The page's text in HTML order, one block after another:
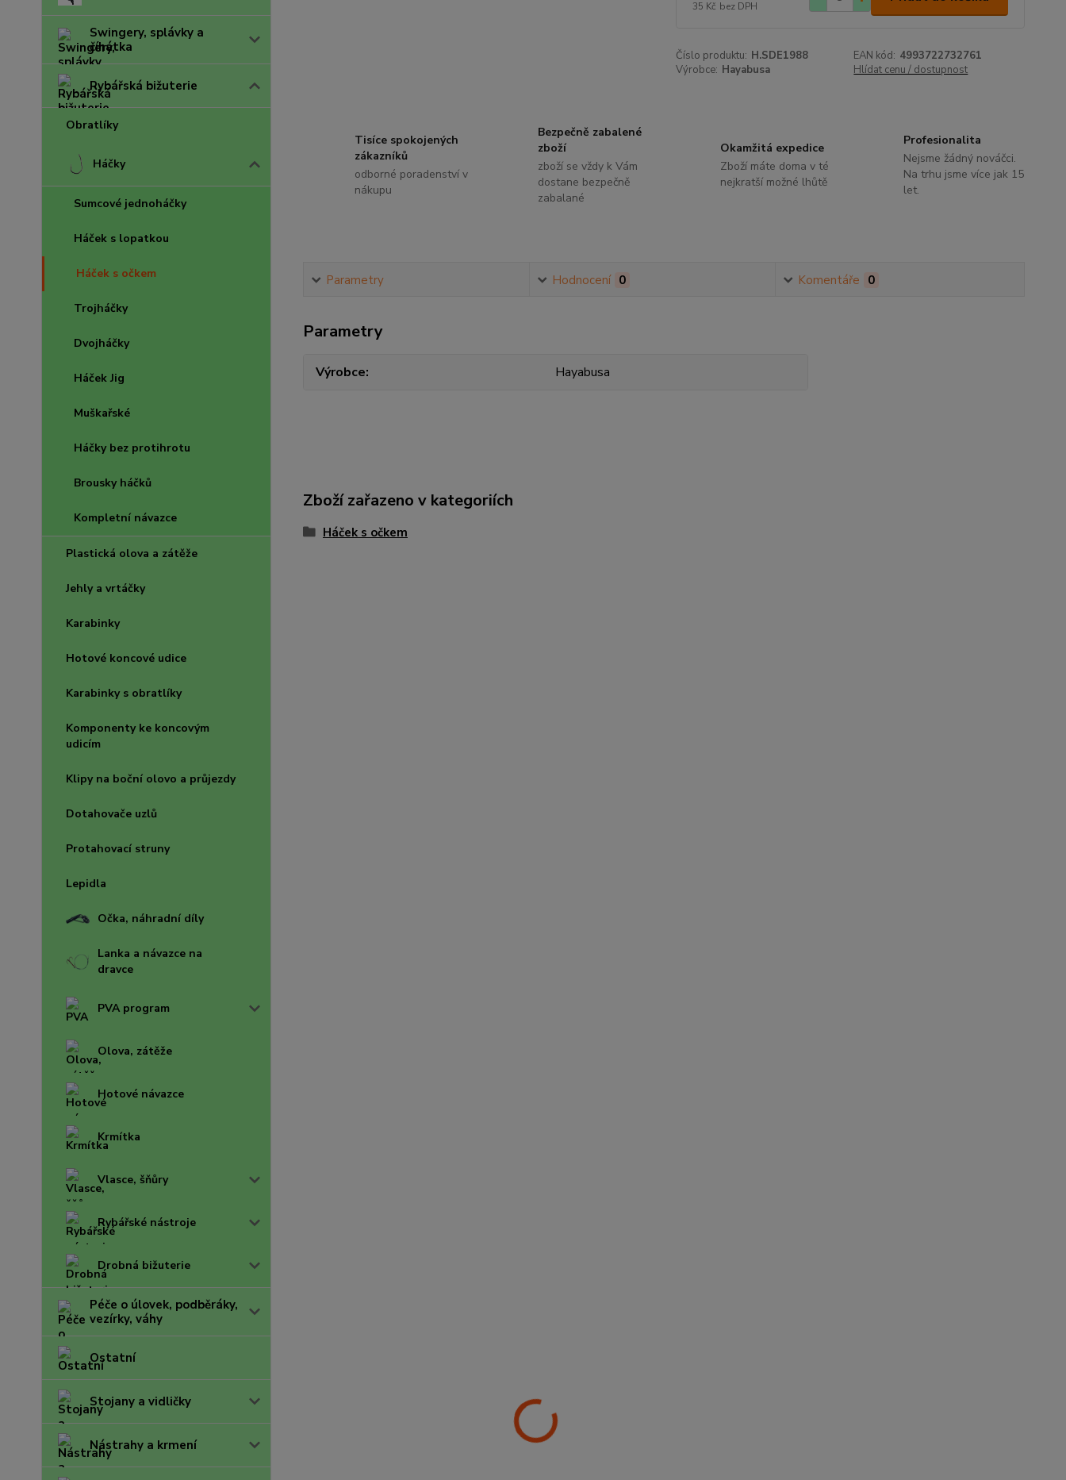
Swingery, splávky a
číhátka
Rybářská bižuterie
Obratlíky
Háčky
Sumcové jednoháčky
Háček s lopatkou
Háček s očkem
Trojháčky
Dvojháčky
Háček Jig
Muškařské
Háčky bez protihrotu
Brousky háčků
Kompletní návazce
Plastická olova a zátěže
Jehly a vrtáčky
Karabinky
Hotové koncové udice
Karabinky s obratlíky
Komponenty ke koncovým
udicím
Klipy na boční olovo a průjezdy
Dotahovače uzlů
Protahovací struny
Lepidla
Očka, náhradní díly
Lanka a návazce na
dravce
PVA program
Olova, zátěže
Hotové návazce
Krmítka
Vlasce, šňůry
Rybářské nástroje
Drobná bižuterie
Péče o úlovek, podběráky,
vezírky, váhy
Ostatní
Stojany a vidličky
Nástrahy a krmení
35 Kč bez DPH
Číslo produktu: H.SDE1988 EAN kód: 4993722732761
Výrobce: Hayabusa Hlídat cenu / dostupnost
Tisíce spokojených
zákazníků
odborné poradenství v
nákupu
Bezpečně zabalené
zboží
zboží se vždy k Vám
dostane bezpečně
zabalané
Okamžitá expedice
Zboží máte doma v té
nejkratší možné lhůtě
Profesionalita
Nejsme žádný nováčci.
Na trhu jsme více jak 15
let.
Parametry Hodnocení 0 Komentáře 0
Parametry
Výrobce Hayabusa
Zboží zařazeno v kategoriích
Háček s očkem